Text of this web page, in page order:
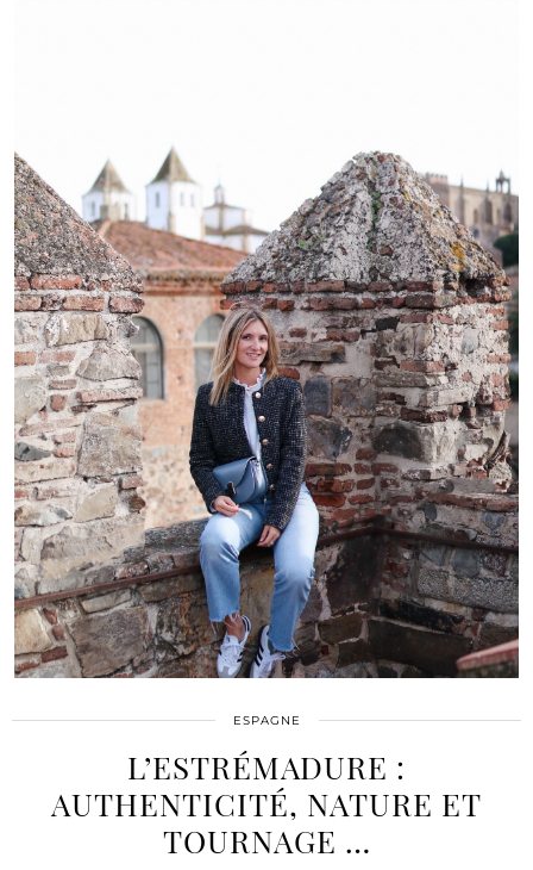
ESPAGNE
L’ESTRÉMADURE :
AUTHENTICITÉ, NATURE ET
TOURNAGE …